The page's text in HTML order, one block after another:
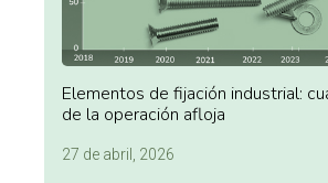
Elementos de fijación industrial:
de la operación afloja
27 de abril, 2026